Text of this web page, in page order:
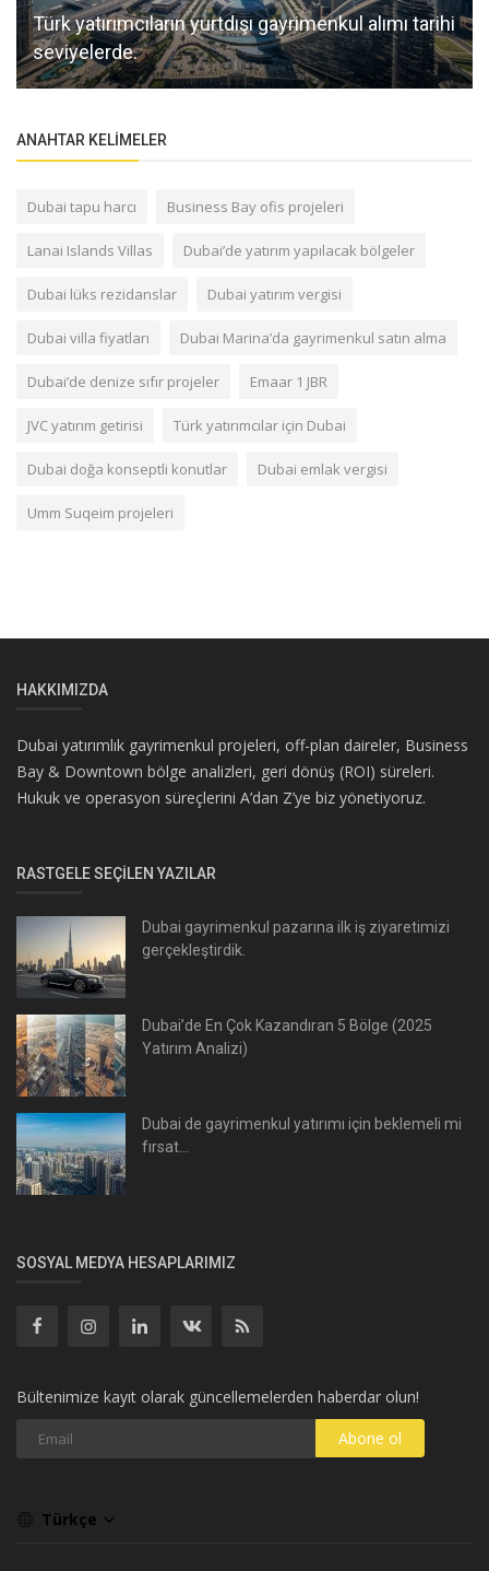
Türk yatırımcıların yurtdışı gayrimenkul alımı tarihi
seviyelerde.
ANAHTAR KELIMELER
Dubai tapu harcı Business Bay ofis projeleri
Lanai Islands Villas Dubai’de yatırım yapılacak bölgeler
Dubai lüks rezidanslar Dubai yatırım vergisi
Dubai villa fiyatları Dubai Marina’da gayrimenkul satın alma
Dubai’de denize sıfır projeler Emaar 1 JBR
JVC yatırım getirisi Türk yatırımcılar için Dubai
Dubai doğa konseptli konutlar Dubai emlak vergisi
Umm Suqeim projeleri
HAKKIMIZDA
Dubai yatırımlık gayrimenkul projeleri, off-plan daireler, Business
Bay & Downtown bölge analizleri, geri dönüş (ROI) süreleri.
Hukuk ve operasyon süreçlerini A’dan Z’ye biz yönetiyoruz.
RASTGELE SEÇILEN YAZILAR
Dubai gayrimenkul pazarına ilk iş ziyaretimizi
gerçekleştirdik.
Dubai’de En Çok Kazandıran 5 Bölge (2025
Yatırım Analizi)
Dubai de gayrimenkul yatırımı için beklemeli mi
fırsat...
SOSYAL MEDYA HESAPLARIMIZ
Bültenimize kayıt olarak güncellemelerden haberdar olun!
Abone ol
Türkçe